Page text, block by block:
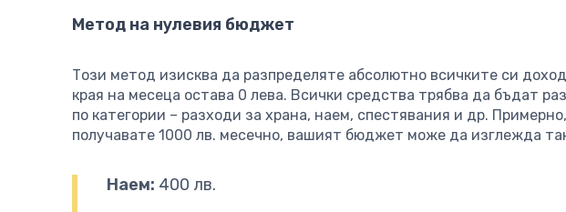
Метод на нулевия бюджет
Този метод изисква да разпределяте абсолютно всичките си
края на месеца остава 0 лева. Всички средства трябва да бъдат
по категории – разходи за храна, наем, спестявания и др.
получавате 1000 лв. месечно, вашият бюджет може да изглежда
Наем: 400 лв.